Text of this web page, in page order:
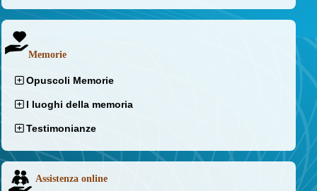
Memorie
Opuscoli Memorie
I luoghi della memoria
Testimonianze
Assistenza online